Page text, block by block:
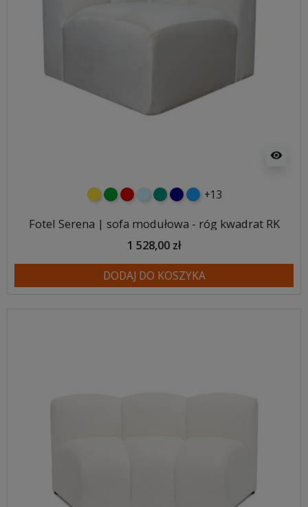
visibility
żółtyzielonyczerwony
błękitnyturkusowy
granatowy
niebieski
+13
Fotel Serena | sofa modułowa - róg kwadrat RK
1 528,00 zł
DODAJ DO KOSZYKA